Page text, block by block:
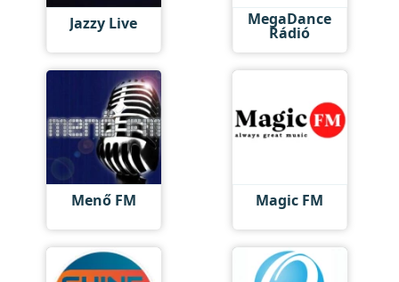
Jazzy Live MegaDance
Rádió
Menő FM Magic FM